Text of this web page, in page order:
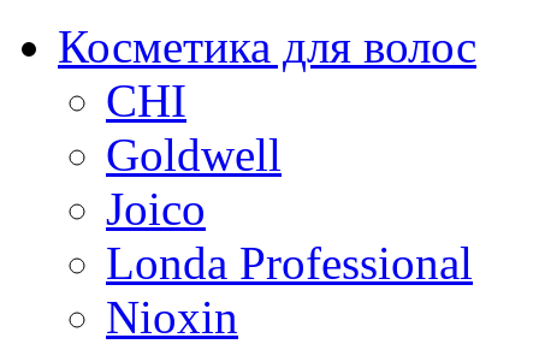
Косметика для волос
CHI
Goldwell
Joico
Londa Professional
Nioxin